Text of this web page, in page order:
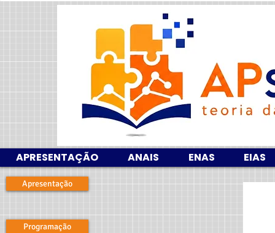
APRESENTAÇÃO ANAIS ENAS EIAS
Apresentação
Programação